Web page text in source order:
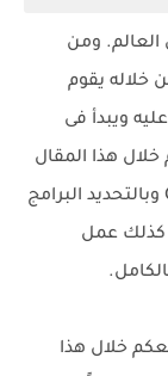
العالم. ومن
خلاله يقوم
ويبدأ فى
هذا المقال
زوار موقع علم الكل الكرام أفضل برامج Chat وبالتحديد البرامج
كذلك عمل
خلال هذا